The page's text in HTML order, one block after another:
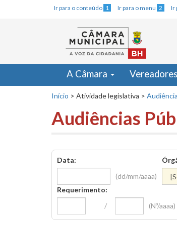
Ir para o conteúdo 1 Ir para o menu 2 Ir
A Câmara Vereadores
Início > Atividade legislativa >
Audiências
Data:
(dd/mm/aaaa)
Requerimento:
/
(Nº/aaaa)